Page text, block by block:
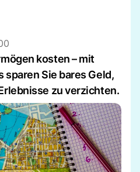
kosten – mit
Sie bares Geld,
zu verzichten.